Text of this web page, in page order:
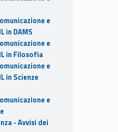
e
in DAMS
e
in Filosofia
e
in Scienze
e
- Avvisi dei